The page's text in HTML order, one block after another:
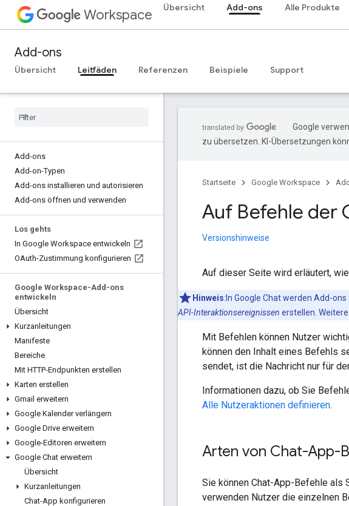
Workspace Übersicht Add-ons Alle Produkte
Add-ons
Übersicht Leitfäden Referenzen Beispiele Support
Add-ons
Add-on-Typen
Add-ons installieren und autorisieren
Add-ons öffnen und verwenden
Los gehts
In Google Workspace entwickeln
OAuth-Zustimmung konfigurieren
Google Workspace-Add-ons
entwickeln
Übersicht
Kurzanleitungen
Manifeste
Bereiche
Mit HTTP-Endpunkten erstellen
Karten erstellen
Gmail erweitern
Google Kalender verlängern
Google Drive erweitern
Google-Editoren erweitern
Google Chat erweitern
Übersicht
Kurzanleitungen
Chat-App konfigurieren
Google
zu übersetzen. KI-Übersetzungen
Startseite Google Workspace
Auf Befehle der
Versionshinweise
Auf dieser Seite wird erläutert,
Hinweis:In Google Chat werden
API-Interaktionsereignissen erstellen.
Mit Befehlen können Nutzer
können den Inhalt eines Befehls
sendet, ist die Nachricht nur für
Informationen dazu, ob Sie
Alle Nutzeraktionen definieren.
Arten von Chat-App-
Sie können Chat-App-Befehle als
verwenden Nutzer die einzelnen